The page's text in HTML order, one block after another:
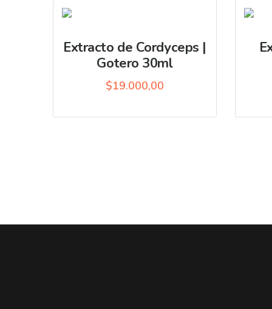
Extracto de Cordyceps |
Gotero 30ml
$19.000,00